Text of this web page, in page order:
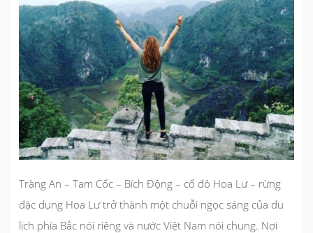
Tràng An – Tam Cốc – Bích Động – cố đô Hoa Lư – rừng
đặc dụng Hoa Lư trở thành một chuỗi ngọc sáng của du
lịch phía Bắc nói riêng và nước Việt Nam nói chung. Nơi